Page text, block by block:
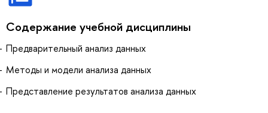
Содержание учебной дисциплины
Предварительный анализ данных
Методы и модели анализа данных
Представление результатов анализа данных